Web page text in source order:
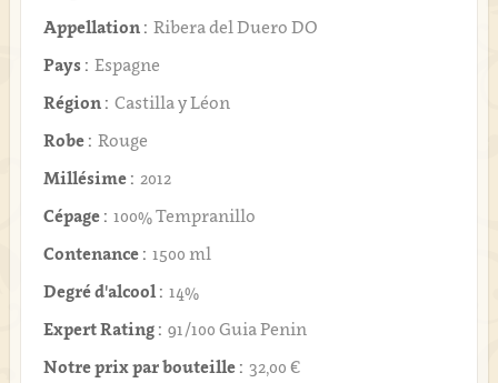
Appellation : Ribera del Duero DO
Pays : Espagne
Région : Castilla y Léon
Robe : Rouge
Millésime : 2012
Cépage : 100% Tempranillo
Contenance : 1500 ml
Degré d'alcool : 14%
Expert Rating : 91/100 Guia Penin
Notre prix par bouteille : 32,00 €